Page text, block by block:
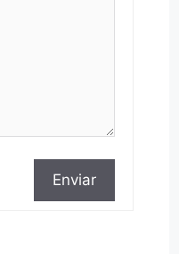
Enviar